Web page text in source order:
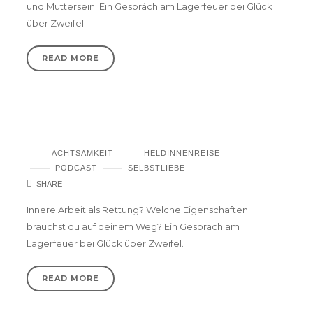
und Muttersein. Ein Gespräch am Lagerfeuer bei Glück
über Zweifel.
READ MORE
ACHTSAMKEIT
HELDINNENREISE
PODCAST
SELBSTLIEBE
SHARE
Innere Arbeit als Rettung? Welche Eigenschaften
brauchst du auf deinem Weg? Ein Gespräch am
Lagerfeuer bei Glück über Zweifel.
READ MORE